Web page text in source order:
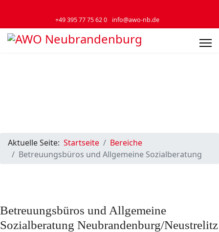
+49 395 77 75 62 0 info@awo-nb.de
Aktuelle Seite: Startseite
Bereiche
Betreuungsbüros und Allgemeine Sozialberatung
Betreuungsbüros und Allgemeine
Sozialberatung Neubrandenburg/Neustrelitz